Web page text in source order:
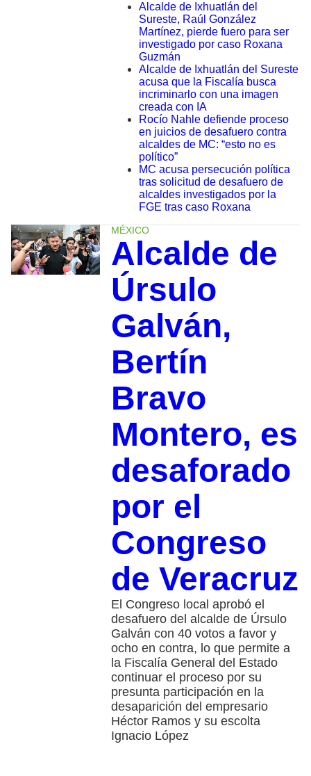
Alcalde de Ixhuatlán del
Sureste, Raúl González
Martínez, pierde fuero para ser
investigado por caso Roxana
Guzmán
Alcalde de Ixhuatlán del Sureste
acusa que la Fiscalía busca
incriminarlo con una imagen
creada con IA
Rocío Nahle defiende proceso
en juicios de desafuero contra
alcaldes de MC: “esto no es
político”
MC acusa persecución política
tras solicitud de desafuero de
alcaldes investigados por la
FGE tras caso Roxana
MÉXICO
Alcalde de
Úrsulo
Galván,
Bertín
Bravo
Montero, es
desaforado
por el
Congreso
de Veracruz
El Congreso local aprobó el
desafuero del alcalde de Úrsulo
Galván con 40 votos a favor y
ocho en contra, lo que permite a
la Fiscalía General del Estado
continuar el proceso por su
presunta participación en la
desaparición del empresario
Héctor Ramos y su escolta
Ignacio López